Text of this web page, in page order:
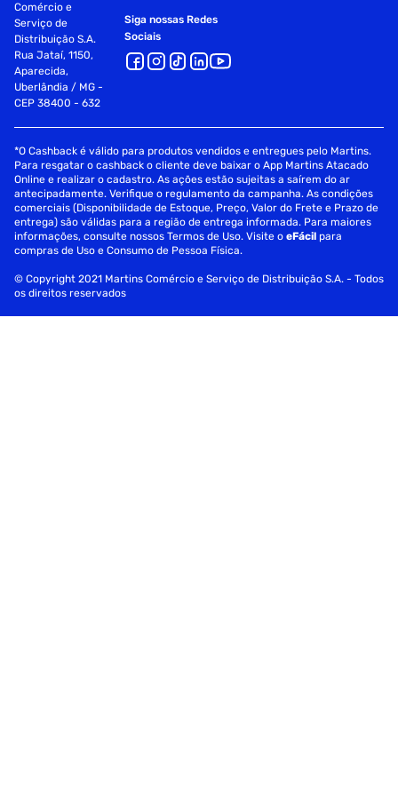
Comércio e
Serviço de
Distribuição S.A.
Rua Jataí, 1150,
Aparecida,
Uberlândia / MG -
CEP 38400 - 632
Siga nossas Redes
Sociais
*O Cashback é válido para produtos vendidos e entregues pelo Martins.
Para resgatar o cashback o cliente deve baixar o App Martins Atacado
Online e realizar o cadastro. As ações estão sujeitas a saírem do ar
antecipadamente. Verifique o regulamento da campanha. As condições
comerciais (Disponibilidade de Estoque, Preço, Valor do Frete e Prazo de
entrega) são válidas para a região de entrega informada. Para maiores
informações, consulte nossos Termos de Uso. Visite oeFácil para
compras de Uso e Consumo de Pessoa Física.
© Copyright 2021 Martins Comércio e Serviço de Distribuição S.A. - Todos
os direitos reservados